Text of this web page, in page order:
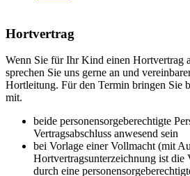
Hortvertrag
Wenn Sie für Ihr Kind einen Hortvertrag
sprechen Sie uns gerne an und
Hortleitung. Für den Termin bringen Sie
mit.
beide personensorgeberechtigte
Vertragsabschluss anwesend sein
bei Vorlage einer Vollmacht (mit
Hortvertragsunterzeichnung ist die
durch eine